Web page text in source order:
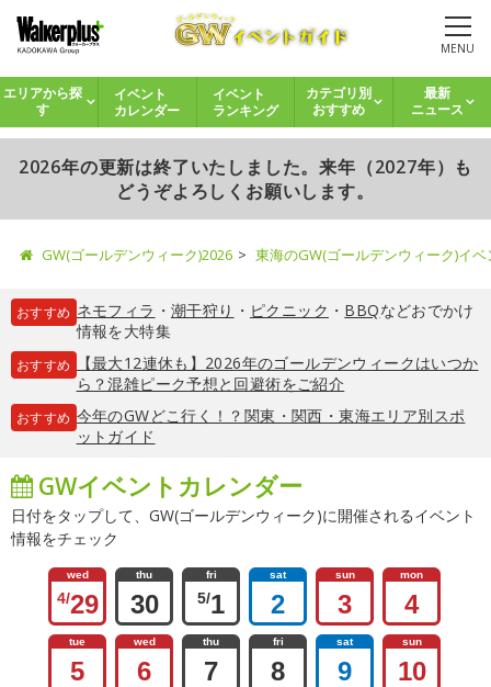
MENU
エリアから探
す
イベント
カレンダー
イベント
ランキング
カテゴリ別
おすすめ
最新
ニュース
2026年の更新は終了いたしました。来年（2027年）も
どうぞよろしくお願いします。
GW(ゴールデンウィーク)2026 東海のGW(ゴールデンウィーク)イ
おすすめ ネモフィラ ・ 潮干狩り ・ ピクニック ・ BBQなどおでかけ
情報を大特集
おすすめ
【最大12連休も】2026年のゴールデンウィークはいつか
ら？混雑ピーク予想と回避術をご紹介
おすすめ 今年のGWどこ行く！？関東・関西・東海エリア別スポ
ットガイド
GWイベントカレンダー
日付をタップして、GW(ゴールデンウィーク)に開催されるイベント
情報をチェック
wed
4/29
thu
30
fri
5/1
sat
2
sun
3
mon
4
tue
5
wed
6
thu
7
fri
8
sat
9
sun
10